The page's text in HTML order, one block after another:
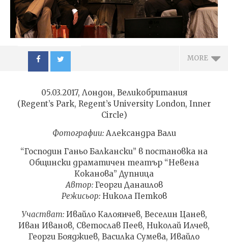
MORE
“Господин Ганьо
Балкански”, Лондон
07.03.2017
fVISION.eu
05.03.2017, Лондон, Великобритания
(Regent’s Park, Regent’s University London, Inner
Circle)
Фотографии:Александра Вали
“Господин Ганьо Балкански” в постановка на
Общински драматичен театър “Невена
Коканова” Дупница
Автор:Георги Данаилов
Режисьор:Никола Петков
Участват:Ивайло Калоянчев, Веселин Цанев,
Иван Иванов, Светослав Пеев, Николай Илчев,
Георги Бояджиев, Василка Сумева, Ивайло